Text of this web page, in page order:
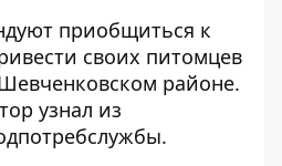
приобщиться к
своих питомцев
районе.
узнал из